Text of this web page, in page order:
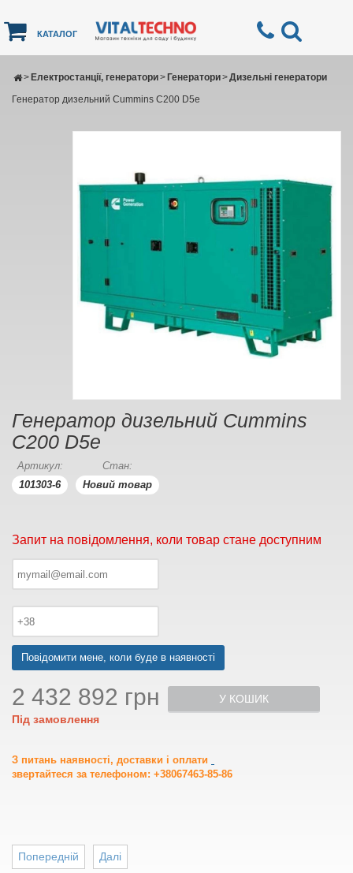
КАТАЛОГ
Електростанції, генератори
> Генератори
> Дизельні генератори
>
Генератор дизельний Cummins C200 D5e
Генератор дизельний Cummins
C200 D5e
Артикул:
101303-6
Стан:
Новий товар
Запит на повідомлення, коли товар стане доступним
Повідомити мене, коли буде в наявності
2 432 892 грн
Під замовлення
У КОШИК
З питань наявності, доставки і оплати
звертайтеся за телефоном: +38067463-85-86
Далі
Попередній